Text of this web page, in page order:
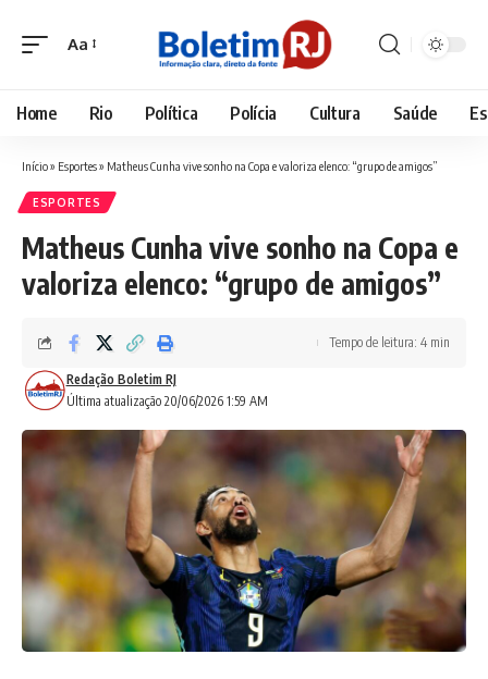
Font
Aa
Home Rio Política Polícia Cultura Saúde
Início» Esportes» Matheus Cunha vive sonho na Copa e valoriza elenco: “grupo de amigos”
ESPORTES
Matheus Cunha vive sonho na Copa e
valoriza elenco: “grupo de amigos”
Última atualização 20/06/2026 1:59 AM
Redação Boletim RJ
Tempo de leitura: 4 min